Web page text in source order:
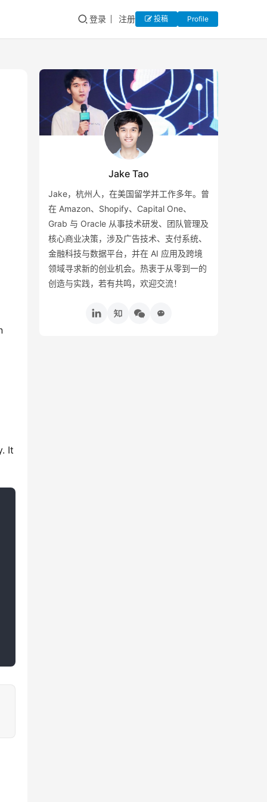
登录 注册 投稿 Profile
It
Jake Tao
Jake，杭州人，在美国留学并工作多年。曾
在 Amazon、Shopify、Capital One、
Grab 与 Oracle 从事技术研发、团队管理及
核心商业决策，涉及广告技术、支付系统、
金融科技与数据平台，并在 AI 应用及跨境
领域寻求新的创业机会。热衷于从零到一的
创造与实践，若有共鸣，欢迎交流！